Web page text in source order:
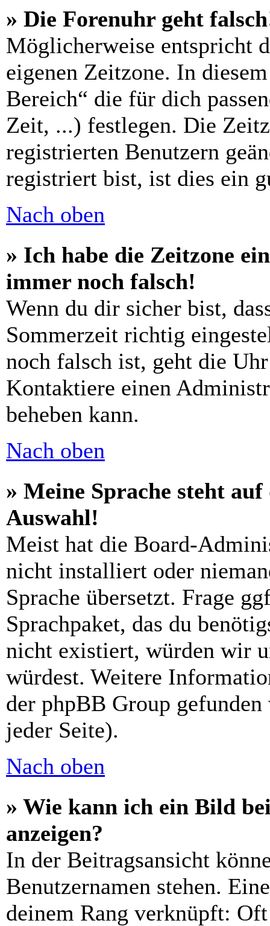
» Die Forenuhr geht
Möglicherweise entspricht
eigenen Zeitzone. In
Bereich“ die für dich
Zeit, ...) festlegen. Die
registrierten Benutzern
registriert bist, ist dies ein
Nach oben
» Ich habe die Zeitzone
immer noch falsch!
Wenn du dir sicher bist,
Sommerzeit richtig
noch falsch ist, geht die
Kontaktiere einen
beheben kann.
Nach oben
» Meine Sprache steht
Auswahl!
Meist hat die Board-
nicht installiert oder
Sprache übersetzt. Frage
Sprachpaket, das du
nicht existiert, würden wir
würdest. Weitere
der phpBB Group
jeder Seite).
Nach oben
» Wie kann ich ein Bild
anzeigen?
In der Beitragsansicht
Benutzernamen stehen.
deinem Rang verknüpft: